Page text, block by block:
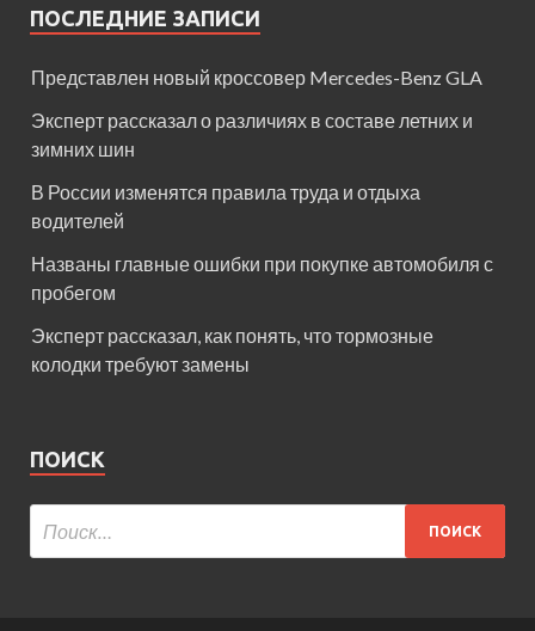
ПОСЛЕДНИЕ ЗАПИСИ
Представлен новый кроссовер Mercedes-Benz GLA
Эксперт рассказал о различиях в составе летних и
зимних шин
В России изменятся правила труда и отдыха
водителей
Названы главные ошибки при покупке автомобиля с
пробегом
Эксперт рассказал, как понять, что тормозные
колодки требуют замены
ПОИСК